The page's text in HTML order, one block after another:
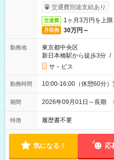
ービス利用可（利用条件有
交通費別途支給あり
交通費 1ヶ月3万円を上
月収例 30万円～
勤務地
東京都中央区
新日本橋駅から徒歩3分 /
サ－ビス
勤務時間 10:00-16:00（休憩60分）
期間 2026年09月01日～長期
特徴 履歴書不要
気になる！ 応